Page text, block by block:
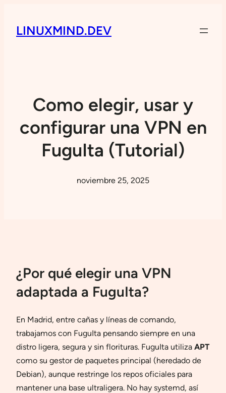
LINUXMIND.DEV
Como elegir, usar y
configurar una VPN en
FuguIta (Tutorial)
noviembre 25, 2025
¿Por qué elegir una VPN
adaptada a FuguIta?
En Madrid, entre cañas y líneas de comando,
trabajamos con FuguIta pensando siempre en una
distro ligera, segura y sin florituras. FuguIta utiliza APT
como su gestor de paquetes principal (heredado de
Debian), aunque restringe los repos oficiales para
mantener una base ultraligera. No hay systemd, así